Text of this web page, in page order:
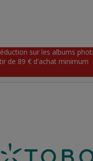
sur les albums
de 89 € d'achat minimum